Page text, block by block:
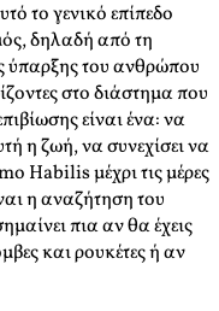
το γενικό επίπεδο
δηλαδή από τη
ύπαρξης του ανθρώπου
στο διάστημα που
είναι ένα: να
η ζωή, να συνεχίσει να
Habilis μέχρι τις μέρες
η αναζήτηση του
πια αν θα έχεις
και ρουκέτες ή αν